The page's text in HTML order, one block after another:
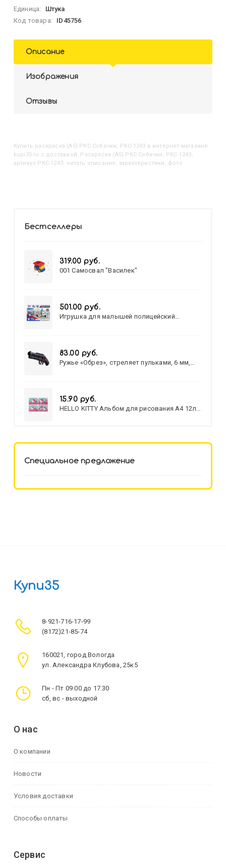
Единица:
Штука
Код товара:
ID45756
Описание
Изображения
Отзывы
Купить Раскраска (А5) РКС Собачки, РКС-1243 в интернет-магазине
kupi35.ru с доставкой. Раскраска (А5) РКС Собачки, РКС-1243,
артикул РКС-1243: читать описание, характеристики, фото
Бестселлеры
319.00 руб.
001 Самосвал "Василек"
501.00 руб.
Игрушка для малышей полицейский
83.00 руб.
Ружье «Обрез», стреляет пульками, 6 мм,
15.90 руб.
HELLO KITTY Альбом для рисования А4 12л.
Специальное предложение
Купи35
8-921-716-17-99
(8172)21-85-74
160021, город Вологда
ул. Александра Клубова, 25к5
Пн - Пт 09.00 до 17.30
сб, вс - выходной
О нас
О компании
Новости
Условия доставки
Способы оплаты
Сервис